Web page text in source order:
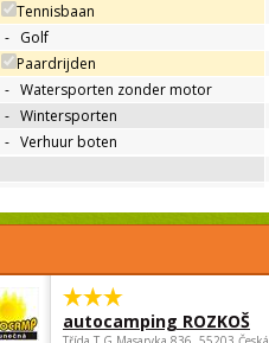
Tennisbaan
- Golf
Paardrijden
- Watersporten zonder motor
- Wintersporten
- Verhuur boten
autocamping ROZKOŠ